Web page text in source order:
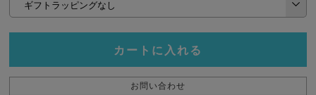
カートに入れる
お問い合わせ